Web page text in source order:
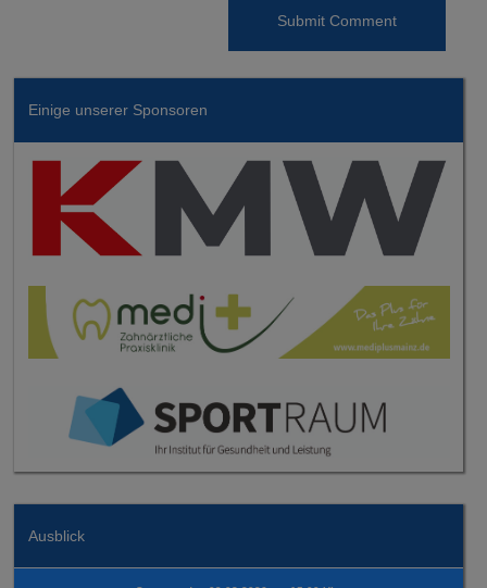
Einige unserer Sponsoren
Ausblick